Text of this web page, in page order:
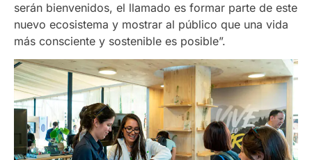
serán bienvenidos, el llamado es formar parte de este
nuevo ecosistema y mostrar al público que una vida
más consciente y sostenible es posible”.